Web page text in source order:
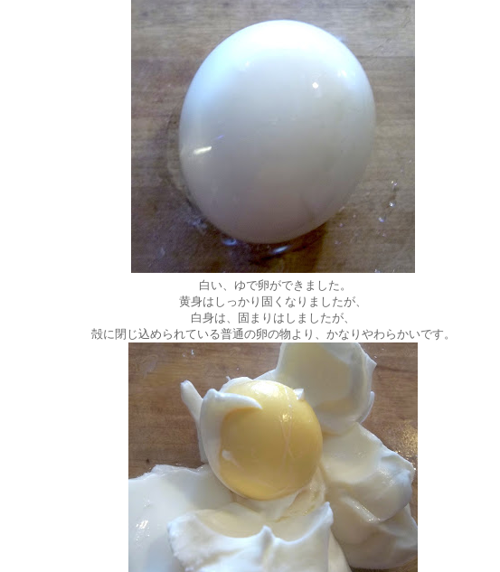
白い、ゆで卵ができました。
黄身はしっかり固くなりましたが、
白身は、固まりはしましたが、
殻に閉じ込められている普通の卵の物より、かなりやわらかいです。